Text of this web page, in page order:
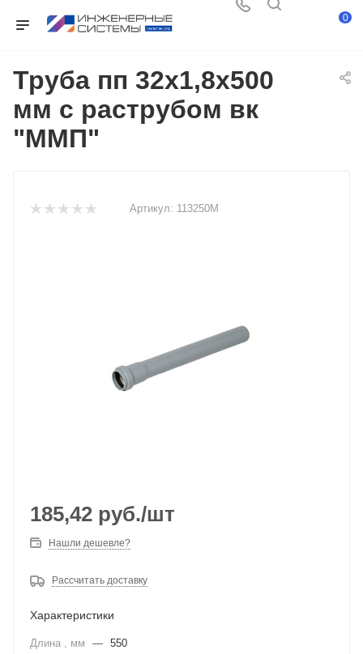
0
Труба пп 32х1,8х500
мм с раструбом вк
"ММП"
Артикул: 113250М
185,42 руб./шт
Нашли дешевле?
Рассчитать доставку
Характеристики
Длина , мм — 550